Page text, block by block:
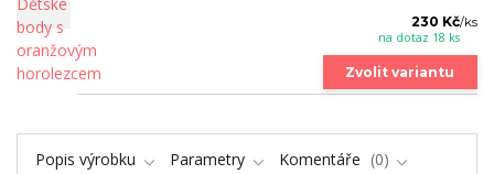
230 Kč/ks
na dotaz 18 ks
Zvolit variantu
Popis výrobku Parametry Komentáře 0